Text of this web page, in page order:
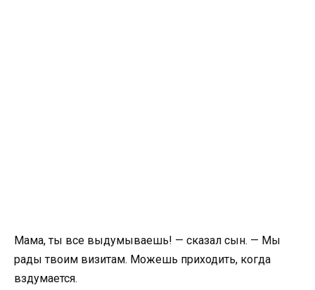
Мама, ты все выдумываешь! — сказал сын. — Мы
рады твоим визитам. Можешь приходить, когда
вздумается.